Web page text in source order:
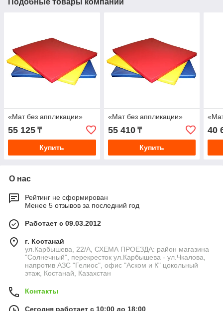
«Мат без аппликации»
55 125 ₸
Купить
«Мат без аппликации»
55 410₸
Купить
40
О нас
Рейтинг не сформирован
Менее 5 отзывов за последний год
Работает с 09.03.2012
г. Костанай
ул.Карбышева, 22/А, СХЕМА ПРОЕЗДА: район магазина
"Солнечный", перекресток ул.Карбышева - ул.Чкалова,
напротив АЗС "Гелиос", офис "Аском и К" цокольный
этаж, Костанай, Казахстан
Контакты
Сегодня работает с 10:00 до 18:00